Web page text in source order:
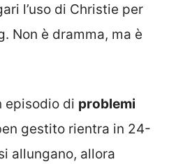
l’uso di Christie per
Non è dramma, ma è
episodio di problemi
gestito rientra in 24-
allungano, allora